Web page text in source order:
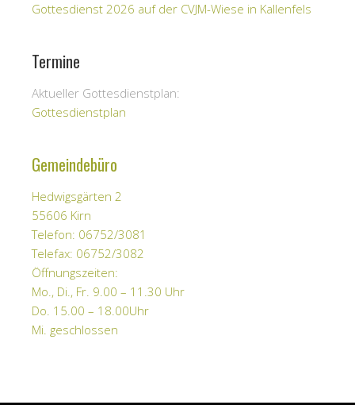
Gottesdienst 2026 auf der CVJM-Wiese in Kallenfels
Termine
Aktueller Gottesdienstplan:
Gottesdienstplan
Gemeindebüro
Hedwigsgärten 2
55606 Kirn
Telefon: 06752/3081
Telefax: 06752/3082
Öffnungszeiten:
Mo., Di., Fr. 9.00 – 11.30 Uhr
Do. 15.00 – 18.00Uhr
Mi. geschlossen